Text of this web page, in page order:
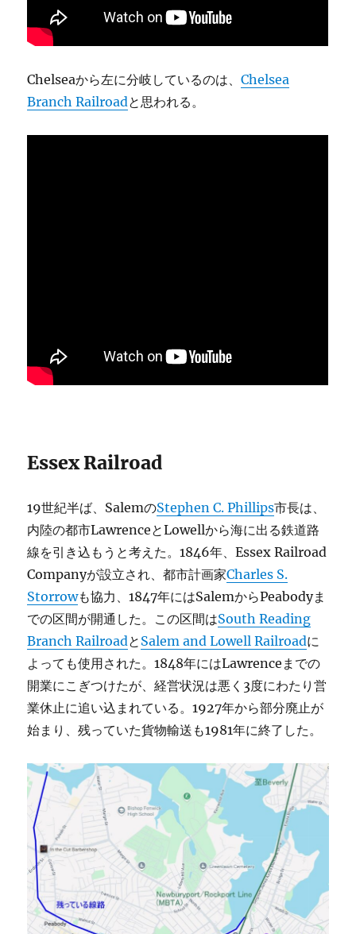
Chelseaから左に分岐しているのは、Chelsea
Branch Railroadと思われる。
Essex Railroad
19世紀半ば、SalemのStephen C. Phillips市長は、
内陸の都市LawrenceとLowellから海に出る鉄道路
線を引き込もうと考えた。1846年、Essex Railroad
Companyが設立され、都市計画家Charles S.
Storrowも協力、1847年にはSalemからPeabodyま
での区間が開通した。この区間はSouth Reading
Branch Railroadと Salem and Lowell Railroadに
よっても使用された。1848年にはLawrenceまでの
開業にこぎつけたが、経営状況は悪く3度にわたり営
業休止に追い込まれている。1927年から部分廃止が
始まり、残っていた貨物輸送も1981年に終了した。